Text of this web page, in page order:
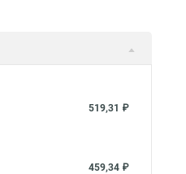
519,31 ₽
459,34 ₽